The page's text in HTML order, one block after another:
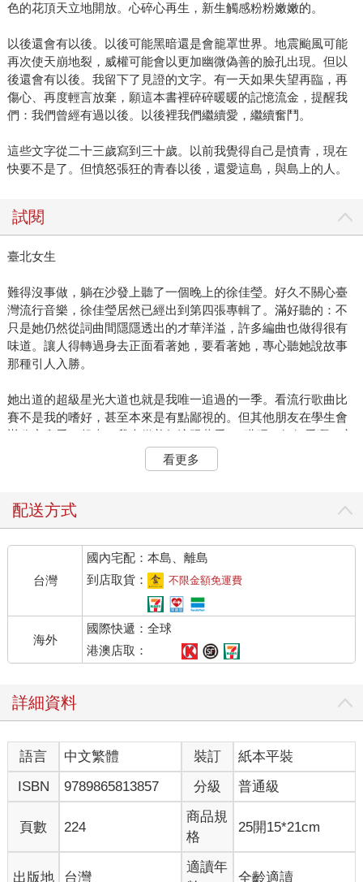
色的花頂天立地開放。心碎心再生，新生觸感粉粉嫩嫩的。
以後還會有以後。以後可能黑暗還是會籠罩世界。地震颱風可能
再次使天崩地裂，威權可能會以更加幽微偽善的臉孔出現。但以
後還會有以後。我留下了見證的文字。有一天如果失望再臨，再
傷心、再度輕言放棄，願這本書裡碎碎暖暖的記憶流金，提醒我
們：我們曾經有過以後。以後裡我們繼續愛，繼續奮鬥。
這些文字從二十三歲寫到三十歲。以前我覺得自己是憤青，現在
快要不是了。但憤怒張狂的青春以後，還愛這島，與島上的人。
試閱
臺北女生
難得沒事做，躺在沙發上聽了一個晚上的徐佳瑩。好久不關心臺
灣流行音樂，徐佳瑩居然已經出到第四張專輯了。滿好聽的：不
只是她仍然從詞曲間隱隱透出的才華洋溢，許多編曲也做得很有
味道。讓人得轉過身去正面看著她，要看著她，專心聽她說故事
那種引人入勝。
她出道的超級星光大道也就是我唯一追過的一季。看流行歌曲比
賽不是我的嗜好，甚至本來是有點鄙視的。但其他朋友在學生會
辦公室裏看了起來，我也從善如流跟著看──哎呀，好好看啊。立
刻折服成戲迷。女孩們都非常喜歡李伯恩，林芯儀的台語歌，一
開口就征服所有南部小孩。我們跟著小胖老師、黃韻玲點評得頭
馬》，當然可以算是我們世代集體記憶之一了吧。沒有人能否認
五年後她累積了好多作品。Youtube上的自動播放清單轉呀轉，一
口氣轉了十幾首歌，貓咪都聽到睡著了。
徐佳瑩變得好像是台北女生呀。畫了眼線畫了長長的睫毛，長長
的腿長長的頭髮，在瀏海後抬眼靜靜定定地看著你。明明很在
乎，但也知道在乎沒有用，誰在乎誰傷心，抱著這種心情進進出
出感情間。在感情裡打死也不要吃虧。但真問她為什麼那麼怕吃
但很倔強地不要吃虧那樣。也可以喝酒也可以跳舞也可以帥氣地
刷卡也可以跟男生回家也可以流浪在雙人床間。但她感冒時妳拎
著熱湯去看她時，她很憔悴地坐在妳為她擺好的餐具前，怔怔流
下淚來。妳作為一個好朋友，輕輕拍拍她的背。那樣的台北女
生。
台北女生通常不真的是台北女生。台北女生往往有一個不是台北
的家，在過年過節的時候要回去。她會從小小的租屋處，光鮮亮
麗地拉著行李去搭捷運，搭到台北車站，在複雜的地下道間穿
梭，上高鐵，坐下來，喝一口小七買的咖啡，聽哀鳳裡的音樂。
看更多
配送方式
台灣
國內宅配：本島、離島
到店取貨：
不限金額免運費
海外
國際快遞：全球
港澳店取：
詳細資料
語言 中文繁體 裝訂
紙本平裝
ISBN
9789865813857 分級 普通級
頁數 224
商品規
格
25開15*21cm
出版地 台灣
適讀年
全齡適讀